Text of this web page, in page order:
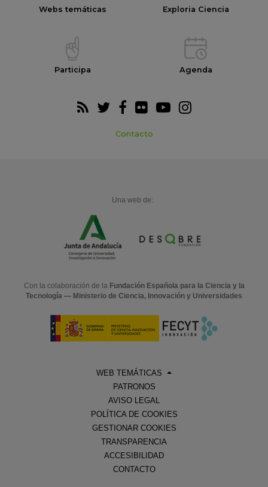
Webs temáticas Exploria Ciencia
Participa Agenda
Contacto
Una web de:
Con la colaboración de la Fundación Española para la Ciencia y la
Tecnología — Ministerio de Ciencia, Innovación y Universidades
WEB TEMÁTICAS
PATRONOS
AVISO LEGAL
POLÍTICA DE COOKIES
GESTIONAR COOKIES
TRANSPARENCIA
ACCESIBILIDAD
CONTACTO